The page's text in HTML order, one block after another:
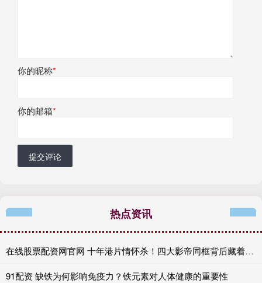
你的昵称*
你的邮箱*
提交评论
热点资讯
在线股票配资网官网 十年港片情怀杀！四大影帝同框背后藏着多少人的青春？
91配资 缺铁为何影响免疫力？铁元素对人体健康的重要性